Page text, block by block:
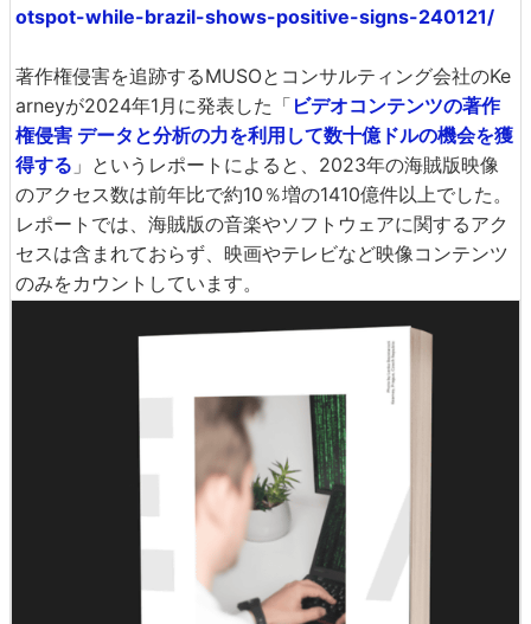
otspot-while-brazil-shows-positive-signs-240121/
著作権侵害を追跡するMUSOとコンサルティング会社のKe
arneyが2024年1月に発表した「 ビデオコンテンツの著作
権侵害 データと分析の力を利用して数十億ドルの機会を獲
得する 」というレポートによると、2023年の海賊版映像
のアクセス数は前年比で約10％増の1410億件以上でした。
レポートでは、海賊版の音楽やソフトウェアに関するアク
セスは含まれておらず、映画やテレビなど映像コンテンツ
のみをカウントしています。